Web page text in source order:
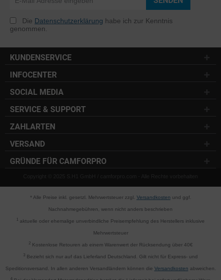
Die Datenschutzerklärung habe ich zur Kenntnis
genommen.
KUNDENSERVICE
INFOCENTER
SOCIAL MEDIA
SERVICE & SUPPORT
ZAHLARTEN
VERSAND
GRÜNDE FÜR CAMFORPRO
Copyright © 2025 S.H1 GmbH / camforpro.com - Alle Rechte vorbehalten
* Alle Preise inkl. gesetzl. Mehrwertsteuer zzgl. Versandkosten und ggf.
Nachnahmegebühren, wenn nicht anders beschrieben
aktuelle oder ehemalige unverbindliche Preisempfehlung des Herstellers inklusive
Mehrwertsteuer
2Kostenlose Retouren ab einem Warenwert der Rücksendung über 40€
3 Bezieht sich nur auf das Lieferland Deutschland. Gilt nicht für Express- und
Speditionsversand. In allen anderen Versandländern können die Versandkosten abweichen.
4